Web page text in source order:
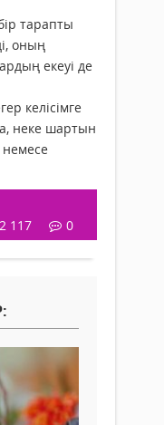
тарапты
оның
екеуі де
келісімге
неке шартын
2 117 0